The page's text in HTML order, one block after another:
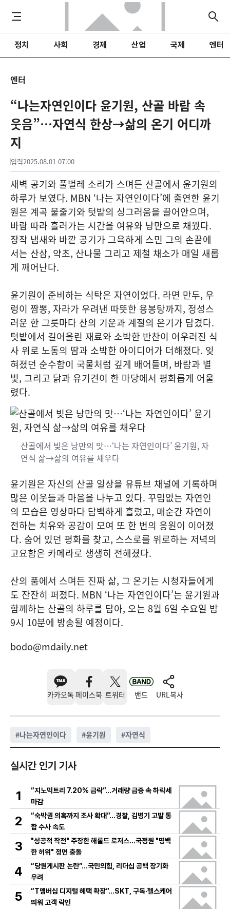
정치 사회 경제 산업 국제 엔터
엔터
“나는자연인이다 윤기원, 산골 바람 속
웃음”…자연식 한상→삶의 온기 어디까
지
입력2025.08.01 07:00
새벽 공기와 풀벌레 소리가 스며든 산골에서 윤기원의
하루가 보였다. MBN ‘나는 자연인이다’에 출연한 윤기
원은 계곡 물줄기와 텃밭의 싱그러움을 끌어안으며,
바람 따라 흘러가는 시간을 여유와 낭만으로 채웠다.
장작 냄새와 바깥 공기가 그윽하게 스민 그의 손끝에
서는 산삼, 약초, 산나물 그리고 제철 채소가 매일 새롭
게 깨어난다.
윤기원이 준비하는 식탁은 자연이었다. 라면 만두, 우
렁이 짬뽕, 자라가 우려낸 따뜻한 용봉탕까지, 정성스
러운 한 그릇마다 산의 기운과 계절의 온기가 담겼다.
텃밭에서 길어올린 재료와 소박한 반찬이 어우러진 식
사 위로 노동의 땀과 소박한 아이디어가 더해졌다. 잊
혀졌던 순수함이 국물처럼 깊게 배어들며, 바람과 별
빛, 그리고 닭과 유기견이 한 마당에서 평화롭게 어울
렸다.
산골에서 빚은 낭만의 맛…‘나는 자연인이다’ 윤기원, 자
연식 삶→삶의 여유를 채우다
윤기원은 자신의 산골 일상을 유튜브 채널에 기록하며
많은 이웃들과 마음을 나누고 있다. 꾸밈없는 자연인
의 모습은 영상마다 담백하게 흘렀고, 매순간 자연이
전하는 치유와 공감이 모여 또 한 번의 응원이 이어졌
다. 숨어 있던 평화를 찾고, 스스로를 위로하는 저녁의
고요함은 카메라로 생생히 전해졌다.
산의 품에서 스며든 진짜 삶, 그 온기는 시청자들에게
도 잔잔히 퍼졌다. MBN ‘나는 자연인이다’는 윤기원과
함께하는 산골의 하루를 담아, 오는 8월 6일 수요일 밤
9시 10분에 방송될 예정이다.
bodo@mdaily.net
카카오톡 페이스북 트위터 밴드 URL복사
#나는자연인이다 #윤기원 #자연식
실시간 인기 기사
1
“지노믹트리 7.20% 급락”…거래량 급증 속 하락세
마감
2
“숙박권 의혹까지 조사 확대”…경찰, 김병기 고발 통
합 수사 속도
3
"성공적 작전" 주장한 해롤드 로저스…국정원 "명백
한 허위" 정면 충돌
4
“당원게시판 논란”…국민의힘, 리더십 공백 장기화
우려
5
“T멤버십 디지털 혜택 확장”…SKT, 구독·헬스케어
띄워 고객 락인